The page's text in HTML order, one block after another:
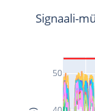
50
Signaali-